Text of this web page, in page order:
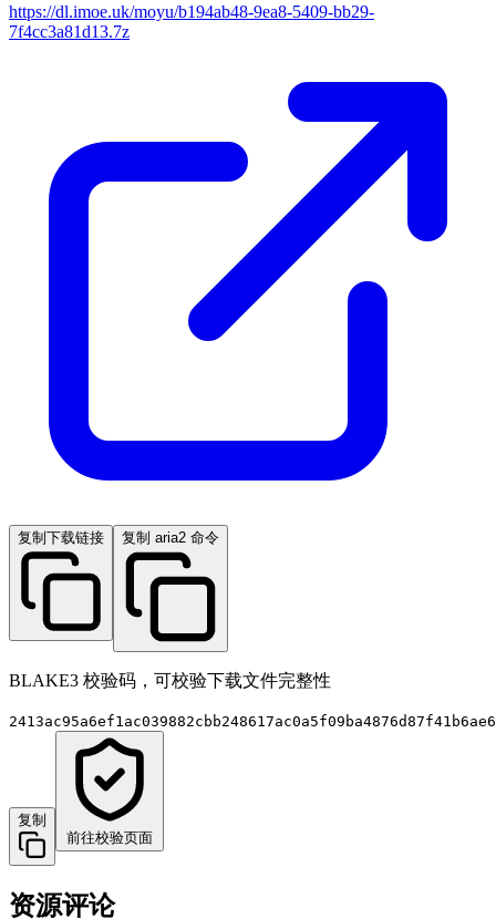
https://dl.imoe.uk/moyu/b194ab48-9ea8-5409-bb29-
7f4cc3a81d13.7z
复制下载链接 复制 aria2 命令
BLAKE3 校验码，可校验下载文件完整性
复制
前往校验页面
资源评论